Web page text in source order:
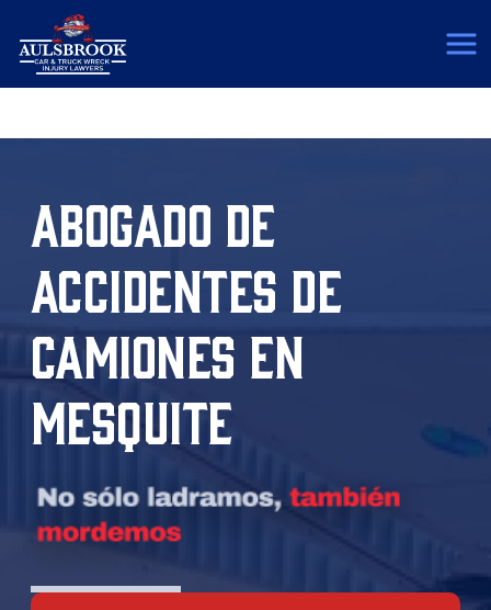
ABOGADO DE
ACCIDENTES DE
CAMIONES EN
MESQUITE